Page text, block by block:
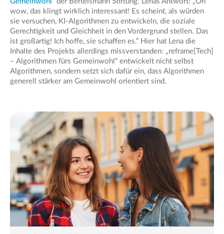
wow, das klingt wirklich interessant! Es scheint, als würden
sie versuchen, KI-Algorithmen zu entwickeln, die soziale
Gerechtigkeit und Gleichheit in den Vordergrund stellen. Das
ist großartig! Ich hoffe, sie schaffen es.“ Hier hat Lena die
Inhalte des Projekts allerdings missverstanden: „reframe[Tech]
– Algorithmen fürs Gemeinwohl“ entwickelt nicht selbst
Algorithmen, sondern setzt sich dafür ein, dass Algorithmen
generell stärker am Gemeinwohl orientiert sind.